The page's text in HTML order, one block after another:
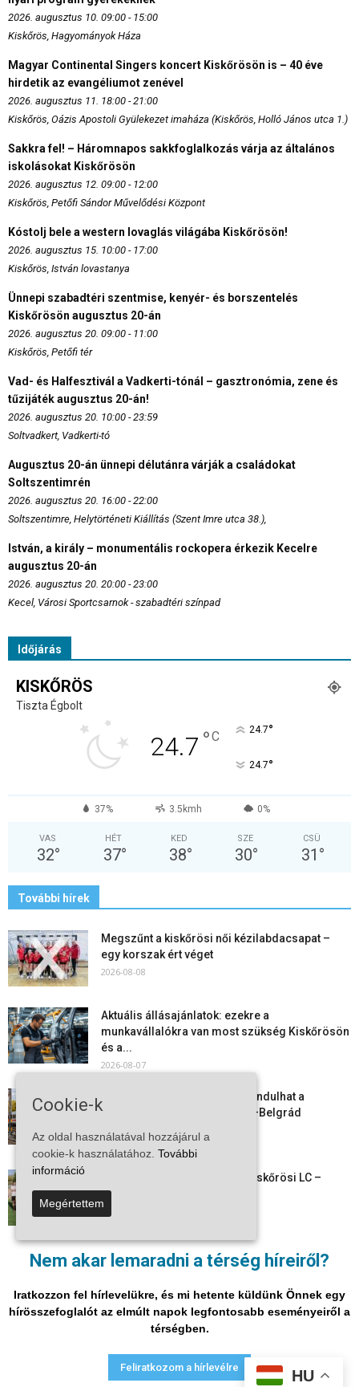
Nem akar lemaradni a térség híreiről?
Iratkozzon fel hírlevelükre, és mi hetente küldünk Önnek egy
hírösszefoglalót az elmúlt napok legfontosabb eseményeiről a
térségben.
Feliratkozom a hírlevélre
2026. augusztus 10. 09:00 - 15:00
Kiskőrös, Hagyományok Háza
Magyar Continental Singers koncert Kiskőrösön is – 40 éve
hirdetik az evangéliumot zenével
2026. augusztus 11. 18:00 - 21:00
Kiskőrös, Oázis Apostoli Gyülekezet imaháza (Kiskőrös, Holló János utca 1.)
Sakkra fel! – Háromnapos sakkfoglalkozás várja az általános
iskolásokat Kiskőrösön
2026. augusztus 12. 09:00 - 12:00
Kiskőrös, Petőfi Sándor Művelődési Központ
Kóstolj bele a western lovaglás világába Kiskőrösön!
2026. augusztus 15. 10:00 - 17:00
Kiskőrös, István lovastanya
Ünnepi szabadtéri szentmise, kenyér- és borszentelés
Kiskőrösön augusztus 20-án
2026. augusztus 20. 09:00 - 11:00
Kiskőrös, Petőfi tér
Vad- és Halfesztivál a Vadkerti-tónál – gasztronómia, zene és
tűzijáték augusztus 20-án!
2026. augusztus 20. 10:00 - 23:59
Soltvadkert, Vadkerti-tó
Augusztus 20-án ünnepi délutánra várják a családokat
Soltszentimrén
2026. augusztus 20. 16:00 - 22:00
Soltszentimre, Helytörténeti Kiállítás (Szent Imre utca 38.),
István, a király – monumentális rockopera érkezik Kecelre
augusztus 20-án
2026. augusztus 20. 20:00 - 23:00
Kecel, Városi Sportcsarnok - szabadtéri színpad
Időjárás
KISKŐRÖS
Tiszta Égbolt
24.7 °C 24.7°
24.7°
37% 3.5kmh 0%
VAS
32°
HÉT
37°
KED
38°
SZE
30°
CSÜ
31 °
További hírek
Megszűnt a kiskőrösi női kézilabdacsapat –
egy korszak ért véget
2026-08-08
Aktuális állásajánlatok: ezekre a
munkavállalókra van most szükség Kiskőrösön
és a...
2026-08-07
Vitézy Dávid: már ősszel újraindulhat a
személyszállítás a Budapest–Belgrád
Megkezdte a felkészülést a Kiskőrösi LC –
együtt maradt a keret,...
2026-08-06
Mi történik Európa felett? Ezért nem tud
szabadulni a kontinens a...
2026-08-05
Adatvédelmi nyilatkozat Médiaajánlat Impresszum
HU
Cookie-k
Az oldal használatával hozzájárul a
cookie-k használatához. További
információ
Megértettem